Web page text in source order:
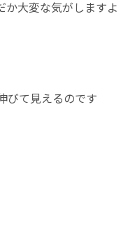
か大変な気がしますよ
びて見えるのです